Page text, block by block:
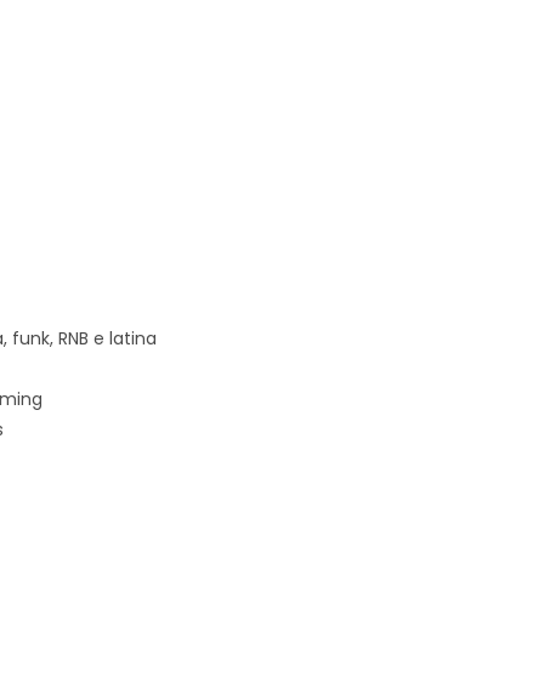
RNB e latina